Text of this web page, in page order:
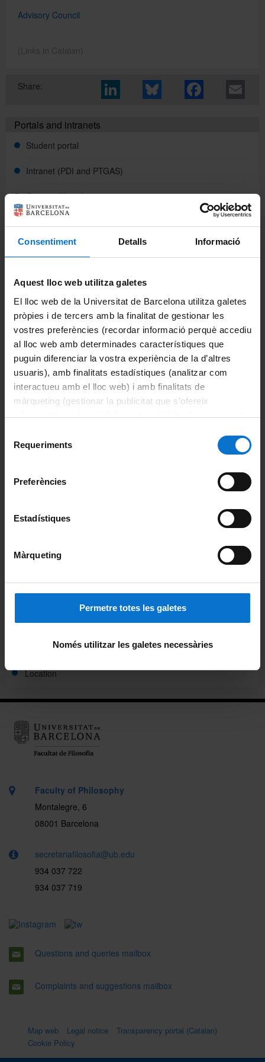
Consentiment Detalls Informació
Aquest lloc web utilitza galetes
El lloc web de la Universitat de Barcelona utilitza galetes
pròpies i de tercers amb la finalitat de gestionar les
vostres preferències (recordar informació perquè accediu
al lloc web amb determinades característiques que
puguin diferenciar la vostra experiència de la d’altres
usuaris), amb finalitats estadístiques (analitzar com
interactueu amb el lloc web) i amb finalitats de
màrqueting (gestionar la publicitat que s’ofereix
adequant-la en funció dels vostres hàbits de navegació).
consultar laPolítica de galetes del lloc web de la
Requeriments
Preferències
Estadístiques
Màrqueting
Permetre totes les galetes
Només utilitzar les galetes necessàries
The Faculty
Get to know the faculty
Dean's office
Information points
Administration
Faculty activity
Location
Advisory Council
Share:
Portals and intranets
Student portal
Intranet (PDI and PTGAS)
Campus Virtual
Links
Ateneu Barcelonès
Institut d'Estudis Catalans
Faculty of Philosophy
Montalegre, 6
08001 Barcelona
secretariafilosofia@ub.edu
934 037 722
934 037 719
Questions and queries mailbox
Complaints and suggestions mailbox
Map web Legal notice
Transparency portal (Catalan)
Cookie Policy